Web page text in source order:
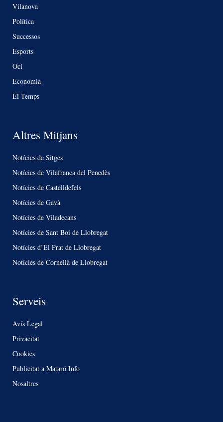
Vilanova
Política
Successos
Esports
Oci
Economia
El Temps
Altres Mitjans
Notícies de Sitges
Notícies de Vilafranca del Penedès
Notícies de Castelldefels
Notícies de Gavà
Notícies de Viladecans
Notícies de Sant Boi de Llobregat
Notícies d’El Prat de Llobregat
Notícies de Cornellà de Llobregat
Serveis
Avís Legal
Privacitat
Cookies
Publicitat a Mataró Info
Nosaltres